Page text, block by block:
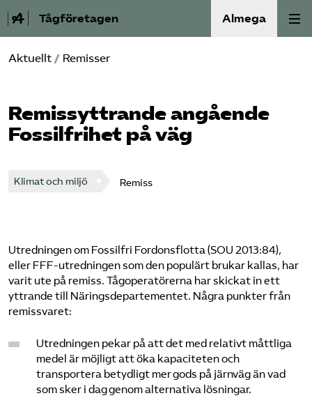
Tågföretagen Almega
Aktuellt
Reformagenda för järnvägen
Våra frågor
Aktiviteter
Kontakt
Mina sidor (almega.se)
Bli medlem
Logga in på Arbetsgivarguiden
Aktuellt / Remisser
Remissyttrande angående
Fossilfrihet på väg
Klimat och miljö Remiss
Utredningen om Fossilfri Fordonsflotta (SOU 2013:84),
eller FFF-utredningen som den populärt brukar kallas, har
varit ute på remiss. Tågoperatörerna har skickat in ett
yttrande till Näringsdepartementet. Några punkter från
remissvaret:
Utredningen pekar på att det med relativt måttliga
medel är möjligt att öka kapaciteten och
transportera betydligt mer gods på järnväg än vad
som sker i dag genom alternativa lösningar.